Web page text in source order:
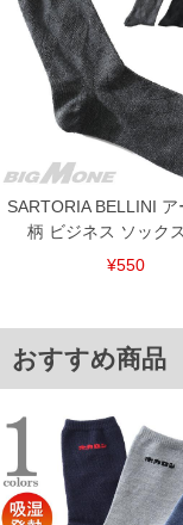
備考欄に股下●cmとご記入
上の品が対象。1本5,999円
出荷まで約1週間～20日間
尚、裾上げした商品は返品
一部、お直しに対応出来な
いている、極端なデザイン
※商品によって若干のサイ
ンピュータ画面）によって
ください。
舗からのお取り寄せ等によ
す。そのようなことがない
SARTORIA BELLINI
柄 ビジネス ソック
¥550
おすすめ商品